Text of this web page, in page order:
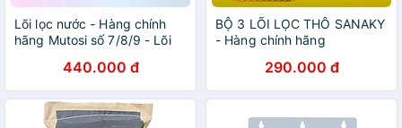
Lõi lọc nước - Hàng chính
hãng Mutosi số 7/8/9 - Lõi
khuẩn, chống tái nhiễm
khuẩn
440.000 đ
BỘ 3 LÕI LỌC THÔ SANAKY
- Hàng chính hãng
290.000 đ